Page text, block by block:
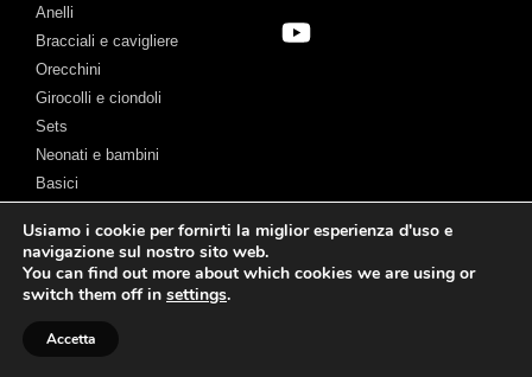
Anelli
Bracciali e cavigliere
Orecchini
Girocolli e ciondoli
Sets
Neonati e bambini
Basici
Avviso legale–Termini e Condizioni– Politica sui cookie–Chi Siamo
Usiamo i cookie per fornirti la miglior esperienza d'uso e
navigazione sul nostro sito web.
You can find out more about which cookies we are using or
switch them off in settings.
Accetta